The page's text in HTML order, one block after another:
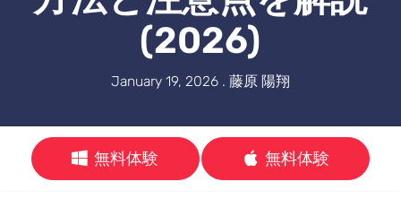
(2026)
January 19, 2026 . 藤原 陽翔
無料体験 無料体験